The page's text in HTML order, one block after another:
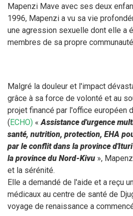
Mapenzi Mave avec ses deux
1996, Mapenzi a vu sa vie
une agression sexuelle dont elle a
membres de sa propre
Malgré la douleur et l'impact
grâce à sa force de volonté et au
projet financé par l'office européen
( ECHO) « Assistance d'urgence
santé, nutrition, protection, EHA
par le conflit dans la province
la province du Nord-Kivu »,
et la sérénité.
Elle a demandé de l'aide et a reçu
médicaux au centre de santé de
voyage de renaissance a